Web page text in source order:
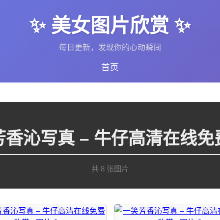
✨ 美女图片欣赏 ✨
每日更新，发现你的心动瞬间
首页
香沁写真 – 牛仔高清在线免
共 8 张图片